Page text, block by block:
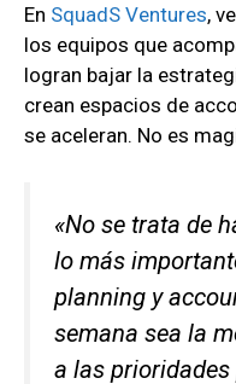
En SquadS Ventures,
los equipos que
logran bajar la
crean espacios de
se aceleran. No es
«No se trata de
lo más
planning y
semana sea la
a las prioridades